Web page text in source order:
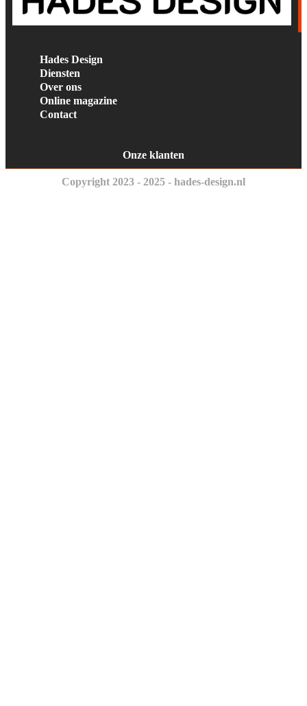
Hades Design
Diensten
Over ons
Online magazine
Contact
Onze klanten
Copyright 2023 - 2025 - hades-design.nl